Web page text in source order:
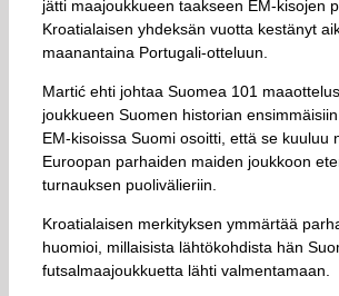
jätti maajoukkueen taakseen EM-kisojen
Kroatialaisen yhdeksän vuotta kestänyt
maanantaina Portugali-otteluun.
Martić ehti johtaa Suomea 101
joukkueen Suomen historian ensimmäisiin
EM-kisoissa Suomi osoitti, että se kuuluu
Euroopan parhaiden maiden joukkoon
turnauksen puolivälieriin.
Kroatialaisen merkityksen ymmärtää
huomioi, millaisista lähtökohdista hän
futsalmaajoukkuetta lähti valmentamaan.